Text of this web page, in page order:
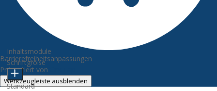
Barrierefreiheitsanpassungen
Präsentiert von
Werkzeugleiste ausblenden
Inhaltsmodule
Schriftgröße
Standard